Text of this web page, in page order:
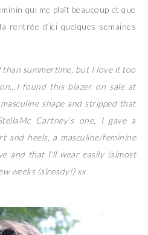
qui me plaît beaucoup et que
rentrée d’ici quelques semaines
summertime, but I love it too
found this blazer on sale at
shape and stripped that
Cartney’s one, I gave a
and heels, a masculine/feminine
and that I’ll wear easily (almost
weeks (already!) xx